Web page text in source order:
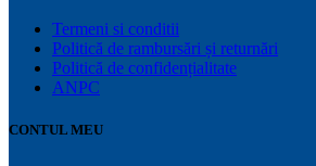
Termeni si conditii
Politică de rambursări și returnări
Politică de confidențialitate
ANPC
CONTUL MEU